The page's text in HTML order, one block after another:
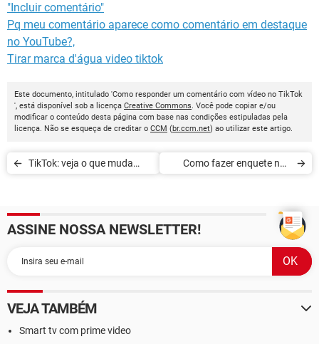
"Incluir comentário"
Pq meu comentário aparece como comentário em destaque
no YouTube?,
Tirar marca d'água video tiktok
Este documento, intitulado 'Como responder um comentário com vídeo no TikTok
', está disponível sob a licença Creative Commons. Você pode copiar e/ou
modificar o conteúdo desta página com base nas condições estipuladas pela
licença. Não se esqueça de creditar o CCM (br.ccm.net) ao utilizar este artigo.
TikTok: veja o que muda
Como fazer enquete nos
ASSINE NOSSA NEWSLETTER!
VEJA TAMBÉM
Smart tv com prime video